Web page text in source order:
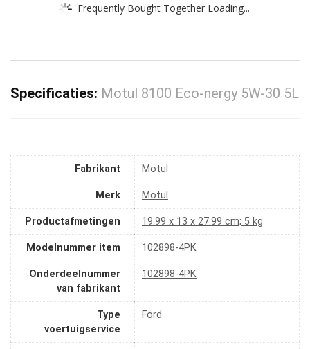
Frequently Bought Together Loading...
Specificaties: Motul 8100 Eco-nergy 5W-30 5L
Fabrikant ‎Motul
Merk ‎Motul
Productafmetingen ‎19.99 x 13 x 27.99 cm; 5 kg
Modelnummer item ‎102898-4PK
Onderdeelnummer
van fabrikant
‎102898-4PK
Type
voertuigservice
‎Ford